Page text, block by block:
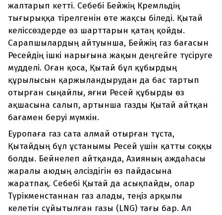
жалтарып кетті. Себебі Бейжің Кремльдің
тығырыққа тірелгенін өте жақсы біледі. Қытай
келіссөздерде өз шарттарын қатаң қойды.
Сарапшылардың айтуынша, Бейжің газ бағасын
Ресейдің ішкі нарығына жақын деңгейге түсіруге
мүдделі. Оған қоса, Қытай бұл құбырдың
құрылысын қаржыландырудан да бас тартып
отырған сыңайлы, яғни Ресей құбырды өз
ақшасына салып, артынша газды Қытай айтқан
бағамен беруі мүмкін.
Еуропаға газ сата алмай отырған тұста,
Қытайдың бұл ұстанымы Ресей үшін қатты соққы
болды. Бейнелеп айтқанда, Азияның аждаһасы
жаралы аюдың әлсіздігін өз пайдасына
жаратпақ. Себебі Қытай да асықпайды, олар
Түрікменстаннан газ алады, теңіз арқылы
келетін сұйытылған газы (LNG) тағы бар. Ал